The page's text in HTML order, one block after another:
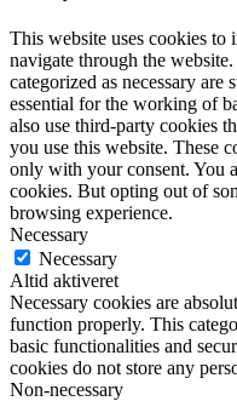
This website uses cookies
navigate through the
categorized as necessary are
essential for the working of
also use third-party cookies
you use this website. These
only with your consent. You
cookies. But opting out of
browsing experience.
Necessary
Necessary
Altid aktiveret
Necessary cookies are
function properly. This
basic functionalities and
cookies do not store any
Non-necessary